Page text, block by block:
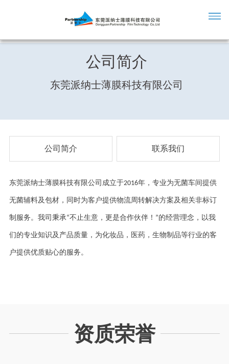
公司简介
东莞派纳士薄膜科技有限公司
公司简介 联系我们
东莞派纳士薄膜科技有限公司成立于2016年，专业为无菌车间提供
无菌辅料及包材，同时为客户提供物流周转解决方案及相关非标订
制服务。我司秉承“不止生意，更是合作伙伴！ ”的经营理念，以我
们的专业知识及产品质量，为化妆品，医药，生物制品等行业的客
户提供优质贴心的服务。
资质荣誉